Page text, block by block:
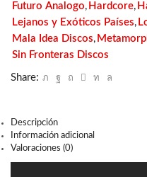
Futuro Analogo, Hardcore,
Lejanos y Exóticos Países,
Mala Idea Discos,
Sin Fronteras Discos
Share:
Descripción
Información adicional
Valoraciones (0)